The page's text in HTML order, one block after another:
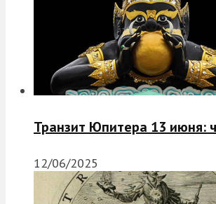
Транзит Юпитера 13 июня:
12/06/2025